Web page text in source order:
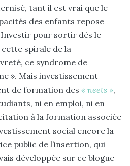
tant il est vrai que le
des enfants repose
Investir pour sortir dés le
spirale de la
ce syndrome de
». Mais investissement
de formation des « neets »,
ni en emploi, ni en
à la formation associée
social encore la
public de l’insertion, qui
développée sur ce blogue